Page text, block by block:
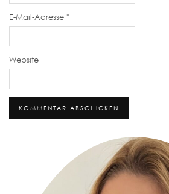
E-Mail-Adresse *
Website